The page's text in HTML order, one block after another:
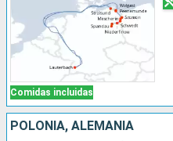
Comidas incluidas
POLONIA, ALEMANIA